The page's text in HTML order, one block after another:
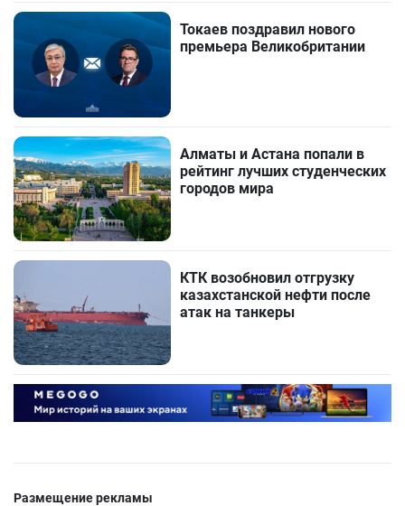
Токаев поздравил нового
премьера Великобритании
Алматы и Астана попали в
рейтинг лучших студенческих
городов мира
КТК возобновил отгрузку
казахстанской нефти после
атак на танкеры
Размещение рекламы